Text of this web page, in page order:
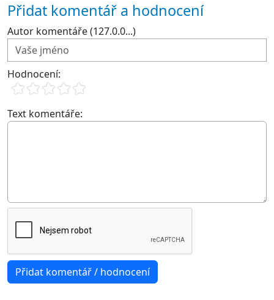
Přidat komentář a hodnocení
Autor komentáře (127.0.0...)
Hodnocení:
Text komentáře: